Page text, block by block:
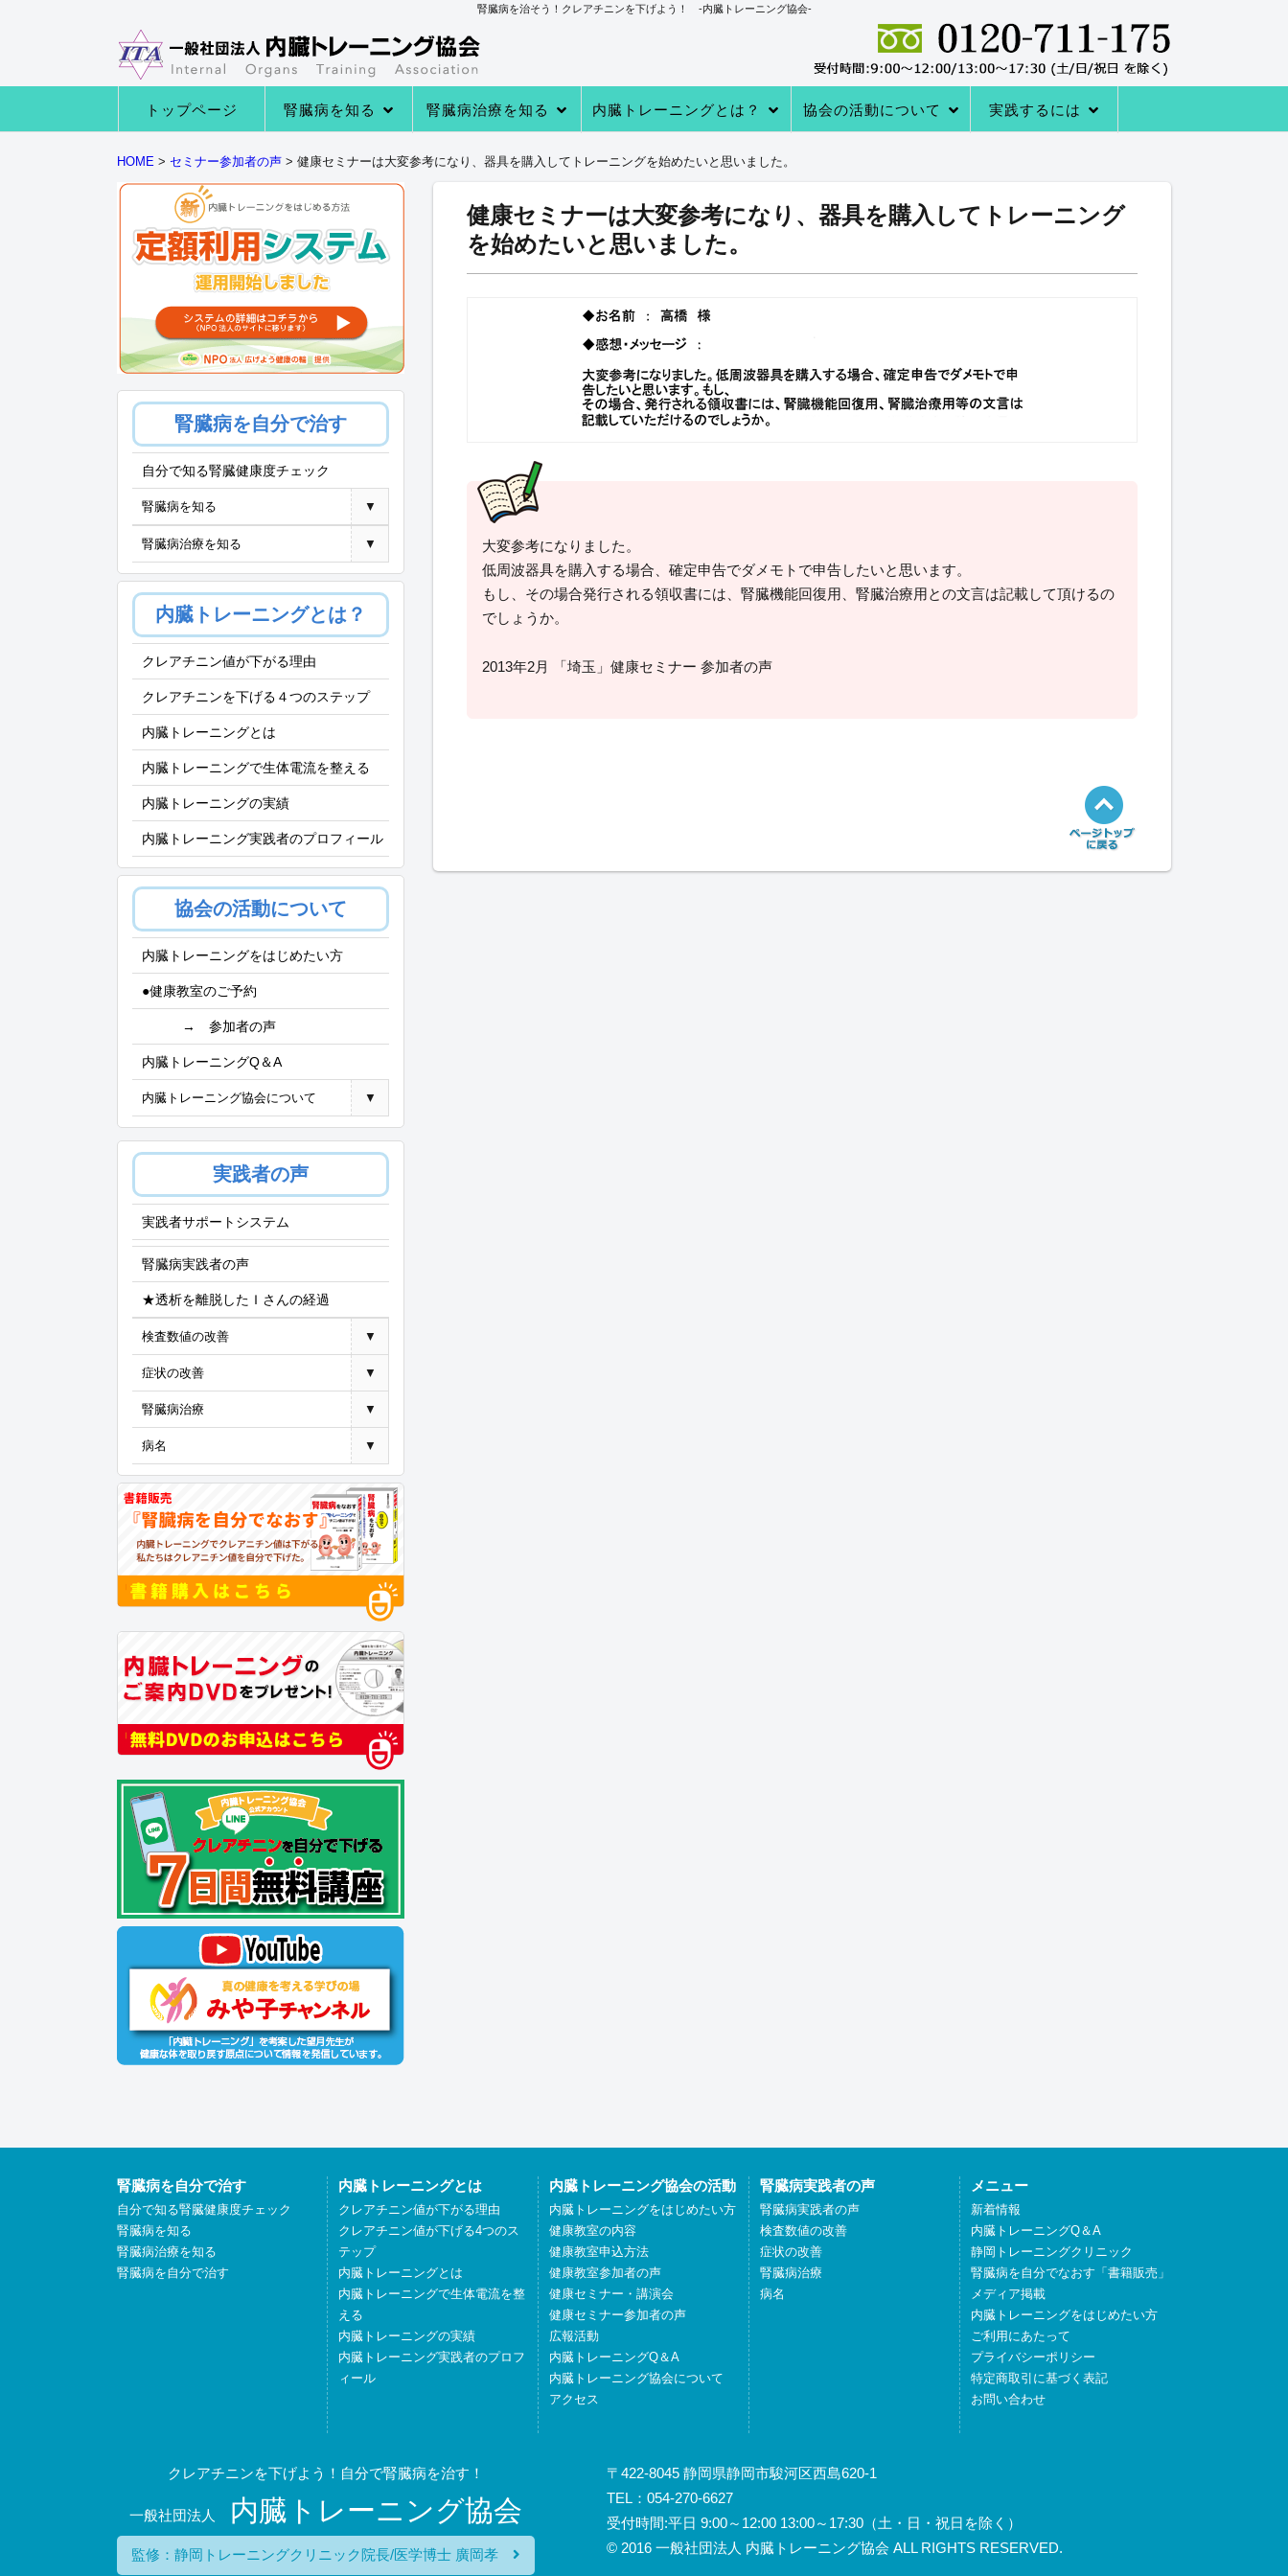
腎臓病を治そう！クレアチニンを下げよう！ -内臓トレーニング協会-
トップページ 腎臓病を知る 腎臓病治療を知る 内臓トレーニングとは？
ップ
える
ール
協会の活動について 実践するには
HOME > セミナー参加者の声 > 健康セミナーは大変参考になり、器具を購入してトレーニングを始めたいと思いました。
健康セミナーは大変参考になり、器具を購入してトレーニング
を始めたいと思いました。
大変参考になりました。
低周波器具を購入する場合、確定申告でダメモトで申告したいと思います。
もし、その場合発行される領収書には、腎臓機能回復用、腎臓治療用との文言は記載して頂けるの
でしょうか。
2013年2月 「埼玉」健康セミナー 参加者の声
腎臓病を自分で治す
自分で知る腎臓健康度チェック
腎臓病を知る ▼
腎臓病治療を知る ▼
内臓トレーニングとは？
クレアチニン値が下がる理由
クレアチニンを下げる４つのステップ
内臓トレーニングとは
内臓トレーニングで生体電流を整える
内臓トレーニングの実績
内臓トレーニング実践者のプロフィール
協会の活動について
内臓トレーニングをはじめたい方
●健康教室のご予約
→ 参加者の声
内臓トレーニングQ＆A
内臓トレーニング協会について ▼
実践者の声
実践者サポートシステム
腎臓病実践者の声
★透析を離脱したＩさんの経過
検査数値の改善 ▼
症状の改善 ▼
腎臓病治療 ▼
病名 ▼
腎臓病を自分で治す
自分で知る腎臓健康度チェック
腎臓病を知る
腎臓病治療を知る
腎臓病を自分で治す
内臓トレーニングとは
クレアチニン値が下がる理由
クレアチニン値が下げる4つのス
テップ
内臓トレーニングとは
内臓トレーニングで生体電流を整
える
内臓トレーニングの実績
内臓トレーニング実践者のプロフ
ィール
内臓トレーニング協会の活動
内臓トレーニングをはじめたい方
健康教室の内容
健康教室申込方法
健康教室参加者の声
健康セミナー・講演会
健康セミナー参加者の声
広報活動
内臓トレーニングQ＆A
内臓トレーニング協会について
アクセス
腎臓病実践者の声
腎臓病実践者の声
検査数値の改善
症状の改善
腎臓病治療
病名
メニュー
新着情報
内臓トレーニングQ＆A
静岡トレーニングクリニック
腎臓病を自分でなおす「書籍販売」
メディア掲載
内臓トレーニングをはじめたい方
ご利用にあたって
プライバシーポリシー
特定商取引に基づく表記
お問い合わせ
クレアチニンを下げよう！自分で腎臓病を治す！
一般社団法人 内臓トレーニング協会
監修：静岡トレーニングクリニック院長/医学博士 廣岡孝
〒422-8045 静岡県静岡市駿河区西島620-1
TEL：054-270-6627
受付時間:平日 9:00～12:00 13:00～17:30（土・日・祝日を除く）
© 2016 一般社団法人 内臓トレーニング協会 ALL RIGHTS RESERVED.